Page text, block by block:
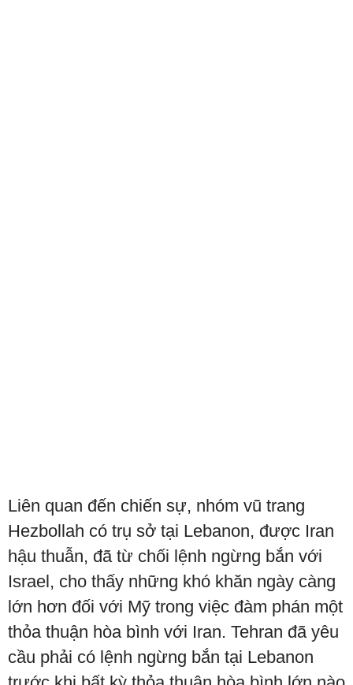
Liên quan đến chiến sự, nhóm vũ trang
Hezbollah có trụ sở tại Lebanon, được Iran
hậu thuẫn, đã từ chối lệnh ngừng bắn với
Israel, cho thấy những khó khăn ngày càng
lớn hơn đối với Mỹ trong việc đàm phán một
thỏa thuận hòa bình với Iran. Tehran đã yêu
cầu phải có lệnh ngừng bắn tại Lebanon